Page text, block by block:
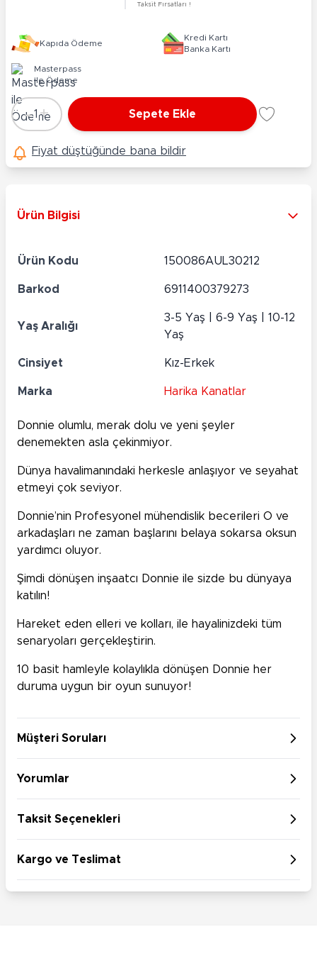
Taksit Fırsatları !
Kapıda Ödeme
Kredi Kartı
Banka Kartı
Masterpass
ile Ödeme
Adet
-1 + Sepete Ekle
Fiyat düştüğünde bana bildir
Ürün Bilgisi
Ürün Kodu 150086AUL30212
Barkod 6911400379273
Yaş Aralığı
3-5 Yaş | 6-9 Yaş | 10-12
Yaş
Cinsiyet Kız-Erkek
Marka Harika Kanatlar
Donnie olumlu, merak dolu ve yeni şeyler
denemekten asla çekinmiyor.
Dünya havalimanındaki herkesle anlaşıyor ve seyahat
etmeyi çok seviyor.
Donnie’nin Profesyonel mühendislik becerileri O ve
arkadaşları ne zaman başlarını belaya sokarsa oksun
yardımcı oluyor.
Şimdi dönüşen inşaatcı Donnie ile sizde bu dünyaya
katılın!
Hareket eden elleri ve kolları, ile hayalinizdeki tüm
senaryoları gerçekleştirin.
10 basit hamleyle kolaylıkla dönüşen Donnie her
duruma uygun bir oyun sunuyor!
Müşteri Soruları
Yorumlar
Taksit Seçenekleri
Kargo ve Teslimat